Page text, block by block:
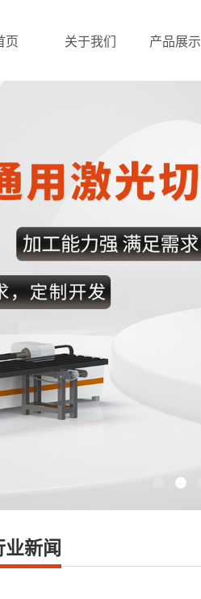
页 关于我们 产品展示
业新闻